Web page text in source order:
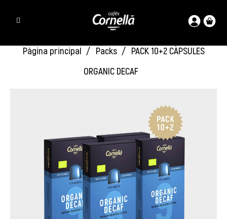
Pàgina principal Packs
PACK 10+2 CÀPSULES
ORGANIC DECAF